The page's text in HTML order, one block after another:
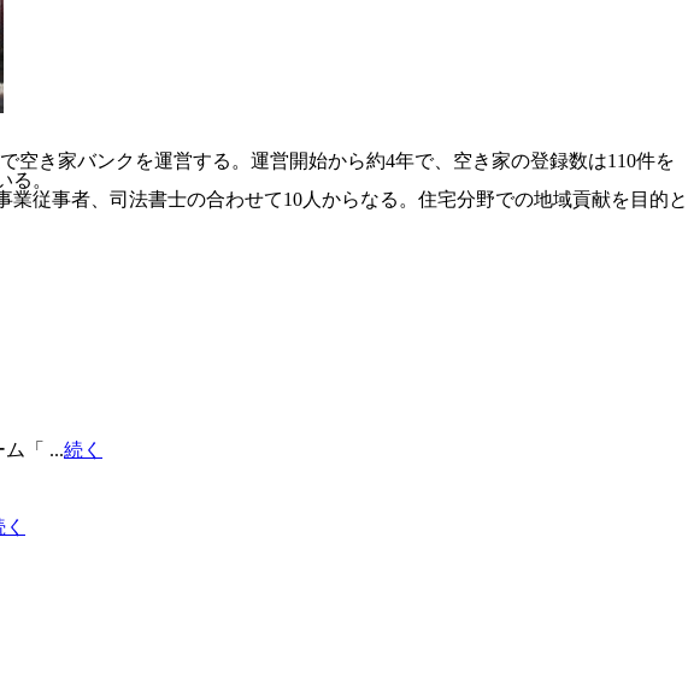
き家バンクを運営する。運営開始から約4年で、空き家の登録数は110件を
。
従事者、司法書士の合わせて10人からなる。住宅分野での地域貢献を目的と
「 ...続く